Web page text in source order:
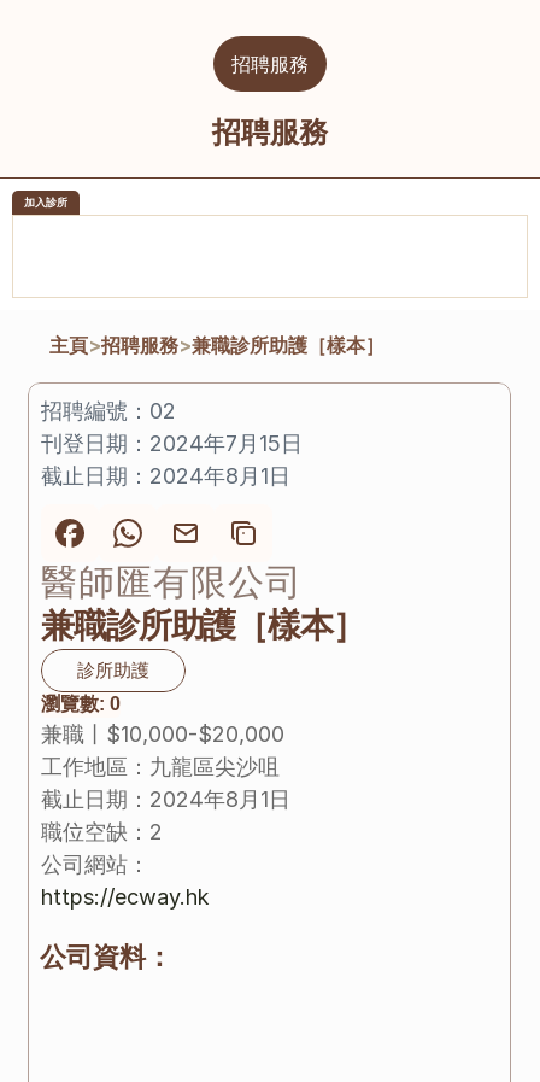
招聘服務
招聘服務
加入診所
主頁>招聘服務>兼職診所助護［樣本］
招聘編號： 02
刊登日期： 2024年7月15日
截止日期： 2024年8月1日
醫師匯有限公司
兼職診所助護［樣本］
診所助護
瀏覽數:0
兼職
$10,000-$20,000
工作地區： 九龍區尖沙咀
截止日期： 2024年8月1日
職位空缺： 2
公司網站：
https://ecway.hk
公司資料：